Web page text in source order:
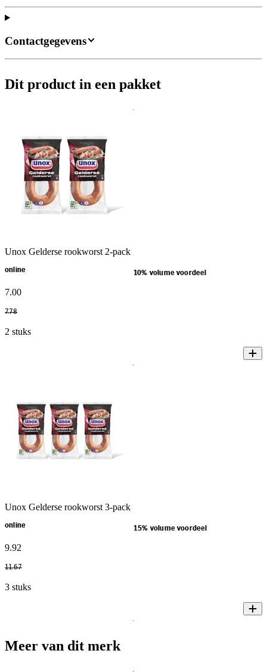
Contactgegevens
Dit product in een pakket
Unox Gelderse rookworst 2-pack
online 10% volume voordeel
7.00
7.78
2 stuks
Unox Gelderse rookworst 3-pack
online 15% volume voordeel
9.92
11.67
3 stuks
Meer van dit merk